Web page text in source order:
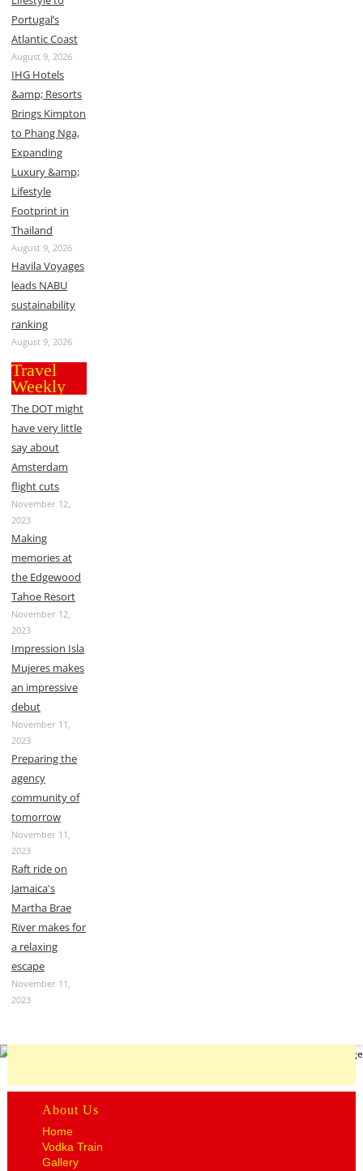
Portugal’s
Atlantic Coast
August 9, 2026
IHG Hotels
&amp; Resorts
Brings Kimpton
to Phang Nga,
Expanding
Luxury &amp;
Lifestyle
Footprint in
Thailand
August 9, 2026
Havila Voyages
leads NABU
sustainability
ranking
August 9, 2026
Travel
Weekly
The DOT might
have very little
say about
Amsterdam
flight cuts
November 12,
2023
Making
memories at
the Edgewood
Tahoe Resort
November 12,
2023
Impression Isla
Mujeres makes
an impressive
debut
November 11,
2023
Preparing the
agency
community of
tomorrow
November 11,
2023
Raft ride on
Jamaica's
Martha Brae
River makes for
a relaxing
escape
November 11,
2023
About Us
Home
Vodka Train
Gallery